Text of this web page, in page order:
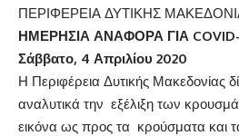
ΠΕΡΙΦΕΡΕΙΑ ΔΥΤΙΚΗΣ
ΗΜΕΡΗΣΙΑ ΑΝΑΦΟΡΑ ΓΙΑ COVID
Σάββατο, 4 Απριλίου 2020
Η Περιφέρεια Δυτικής Μακεδονίας
αναλυτικά την εξέλιξη των
εικόνα ως προς τα κρούσματα και